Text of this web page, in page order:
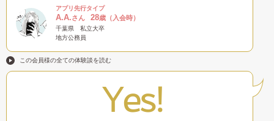
アプリ先行タイプ
A.A.さん 28歳（入会時）
千葉県
私立大卒
地方公務員
この会員様の全ての体験談を読む
Yes!